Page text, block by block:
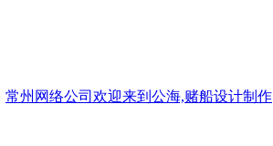
常州网络公司欢迎来到公海,赌船设计制作